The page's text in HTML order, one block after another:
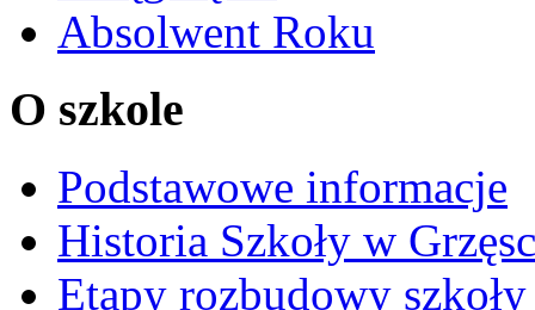
Absolwent Roku
O szkole
Podstawowe informacje
Historia Szkoły w
Etapy rozbudowy szkoły